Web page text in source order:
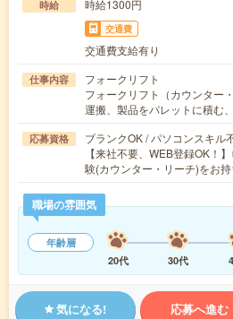
時給 時給1300円
交通費
交通費支給有り
仕事内容
フォークリフト
フォークリフト（カウンター
運搬、製品をパレットに積む
応募資格
ブランクOK / パソコンスキル
【来社不要、WEB登録OK！
験(カウンター・リーチ)をお
職場の雰囲気
年齢層
20代
30代
気になる! 応募へ進む